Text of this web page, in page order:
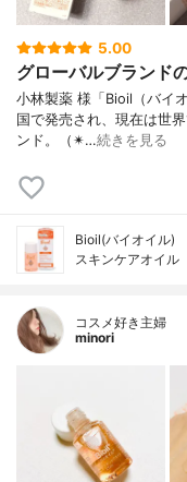
5.00
グローバルブランド
小林製薬 様「Bioil（バイ
国で発売され、現在は世
ンド。（✴︎…続きを見る
Bioil(バイオイル)
スキンケアオイル
コスメ好き主婦
minori